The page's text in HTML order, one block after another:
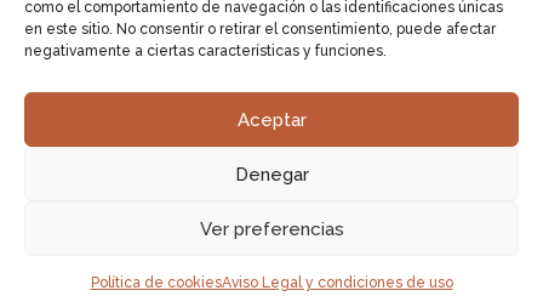
como el comportamiento de navegación o las identificaciones únicas
en este sitio. No consentir o retirar el consentimiento, puede afectar
negativamente a ciertas características y funciones.
Aceptar
Denegar
Ver preferencias
Política de cookiesAviso Legal y condiciones de uso
Dolores Herrero.
Dolores Herrero especialista en Gargolas.Estudio,
recopilación y documentación de Gárgolas
Derechos de propiedad intelectual e
Diseñadores web ideaWeb